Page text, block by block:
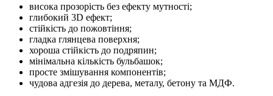
висока прозорість без ефекту мутності;
глибокий 3D ефект;
стійкість до пожовтіння;
гладка глянцева поверхня;
хороша стійкість до подряпин;
мінімальна кількість бульбашок;
просте змішування компонентів;
чудова адгезія до дерева, металу, бетону та МДФ.